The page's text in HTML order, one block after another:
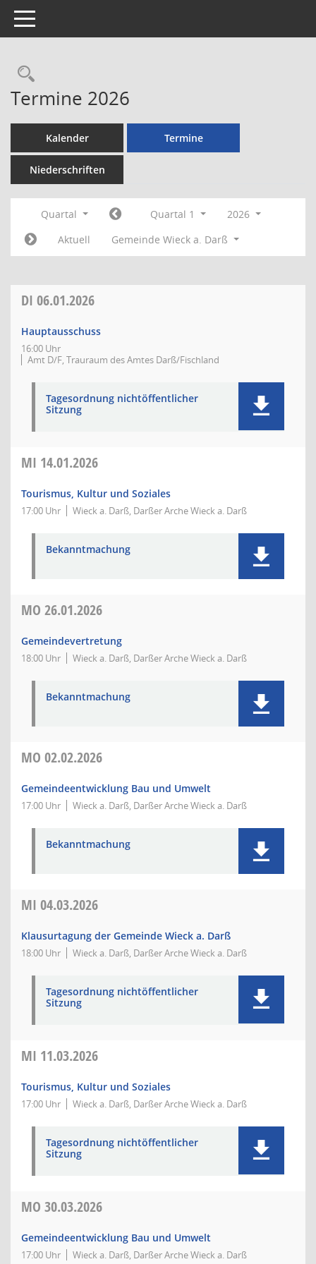
Toggle navigation
Rechercheauswahl
Termine 2026
Kalender Termine
Niederschriften
Quartal Quartal 1
2026
Aktuell
Gemeinde Wieck a. Darß
DI 06.01.2026
Hauptausschuss
16:00 Uhr
Amt D/F, Trauraum des Amtes Darß/Fischland
Tagesordnung nichtöffentlicher
Sitzung
MI 14.01.2026
Tourismus, Kultur und Soziales
17:00 Uhr Wieck a. Darß, Darßer Arche Wieck a. Darß
Bekanntmachung
MO 26.01.2026
Gemeindevertretung
18:00 Uhr Wieck a. Darß, Darßer Arche Wieck a. Darß
Bekanntmachung
MO 02.02.2026
Gemeindeentwicklung Bau und Umwelt
17:00 Uhr Wieck a. Darß, Darßer Arche Wieck a. Darß
Bekanntmachung
MI 04.03.2026
Klausurtagung der Gemeinde Wieck a. Darß
18:00 Uhr Wieck a. Darß, Darßer Arche Wieck a. Darß
Tagesordnung nichtöffentlicher
Sitzung
MI 11.03.2026
Tourismus, Kultur und Soziales
17:00 Uhr Wieck a. Darß, Darßer Arche Wieck a. Darß
Tagesordnung nichtöffentlicher
Sitzung
MO 30.03.2026
Gemeindeentwicklung Bau und Umwelt
17:00 Uhr Wieck a. Darß, Darßer Arche Wieck a. Darß